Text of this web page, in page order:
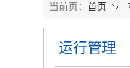
当前页： 首页
运行管理